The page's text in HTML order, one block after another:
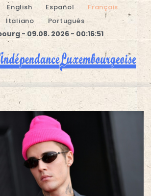
English Español
Français
Italiano
Português
- 09.08. 2026 - 00:16:51